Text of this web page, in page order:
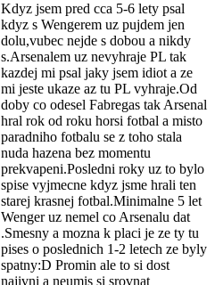
Kdyz jsem pred cca 5-6 lety psal
kdyz s Wengerem uz pujdem jen
dolu,vubec nejde s dobou a nikdy
s.Arsenalem uz nevyhraje PL tak
kazdej mi psal jaky jsem idiot a ze
mi jeste ukaze az tu PL vyhraje.Od
doby co odesel Fabregas tak Arsenal
hral rok od roku horsi fotbal a misto
paradniho fotbalu se z toho stala
nuda hazena bez momentu
prekvapeni.Posledni roky uz to bylo
spise vyjmecne kdyz jsme hrali ten
starej krasnej fotbal.Minimalne 5 let
Wenger uz nemel co Arsenalu dat
.Smesny a mozna k placi je ze ty tu
pises o poslednich 1-2 letech ze byly
spatny:D Promin ale to si dost
najivni a neumis si srovnat